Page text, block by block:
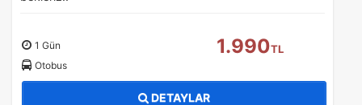
1 Gün
Otobus
1.990TL
DETAYLAR